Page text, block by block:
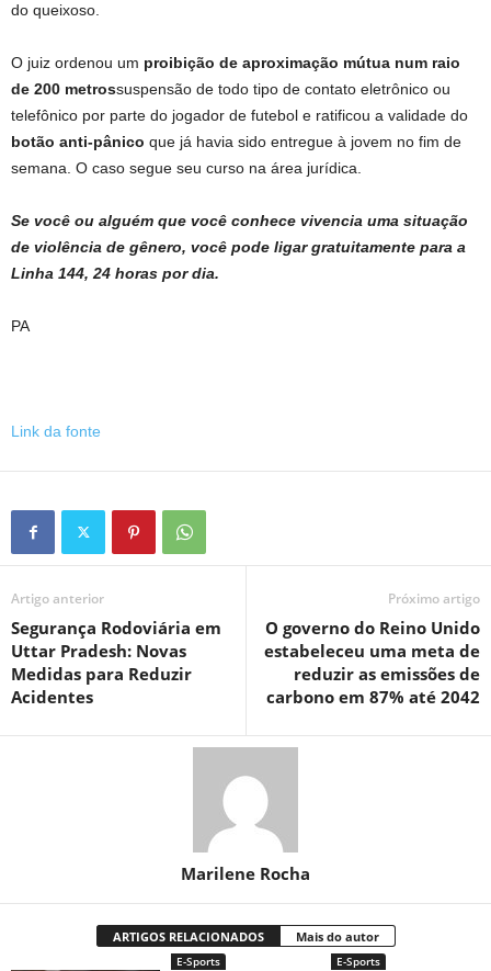
do queixoso.
O juiz ordenou um proibição de aproximação mútua num raio
de 200 metrossuspensão de todo tipo de contato eletrônico ou
telefônico por parte do jogador de futebol e ratificou a validade do
botão anti-pânico que já havia sido entregue à jovem no fim de
semana. O caso segue seu curso na área jurídica.
Se você ou alguém que você conhece vivencia uma situação
de violência de gênero, você pode ligar gratuitamente para a
Linha 144, 24 horas por dia.
PA
Link da fonte
Artigo anterior
Segurança Rodoviária em
Uttar Pradesh: Novas
Medidas para Reduzir
Acidentes
Próximo artigo
O governo do Reino Unido
estabeleceu uma meta de
reduzir as emissões de
carbono em 87% até 2042
Marilene Rocha
ARTIGOS RELACIONADOS Mais do autor
E-Sports E-Sports